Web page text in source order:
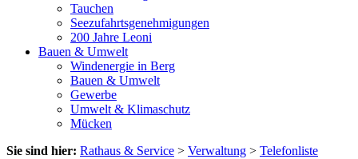
Tauchen
Seezufahrtsgenehmigungen
200 Jahre Leoni
Bauen & Umwelt
Windenergie in Berg
Bauen & Umwelt
Gewerbe
Umwelt & Klimaschutz
Mücken
Sie sind hier: Rathaus & Service > Verwaltung > Telefonliste